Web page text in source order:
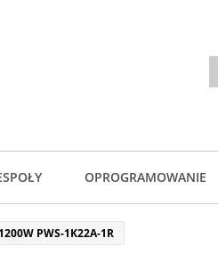
OPROGRAMOWANIE
PWS-1K22A-1R